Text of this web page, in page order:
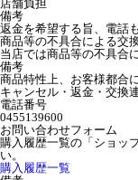
店舗負担
備考
返金を希望する旨、電話
商品等の不具合による交
当店では商品等の不具合
備考
商品特性上、お客様都合
キャンセル・返金・交換
電話番号
0455139600
お問い合わせフォーム
購入履歴一覧の「ショッ
い。
購入履歴一覧